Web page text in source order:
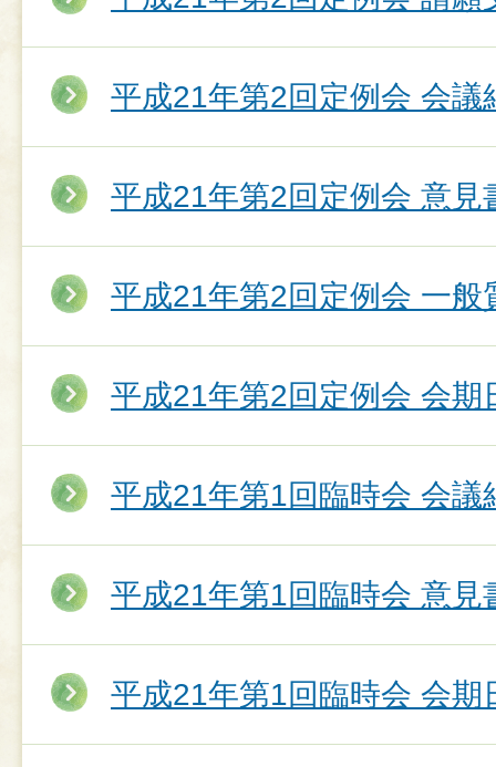
平成21年第2回定例会 会議
平成21年第2回定例会 意見
平成21年第2回定例会 一般
平成21年第2回定例会 会期
平成21年第1回臨時会 会議
平成21年第1回臨時会 意見
平成21年第1回臨時会 会期